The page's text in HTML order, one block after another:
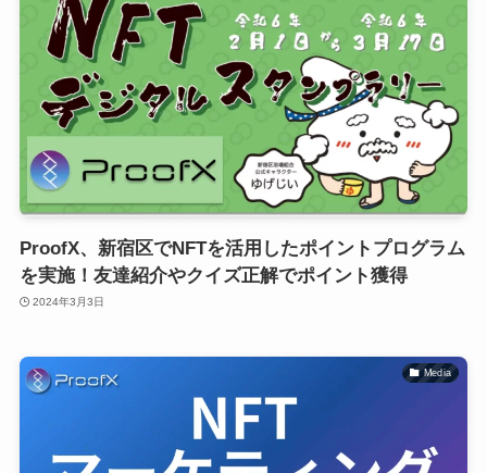
ProofX、新宿区でNFTを活用したポイントプログラム
を実施！友達紹介やクイズ正解でポイント獲得
2024年3月3日
Media